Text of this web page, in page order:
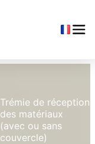
Trémie de réception
des matériaux
(avec ou sans
couvercle)